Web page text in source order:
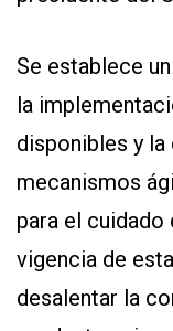
Se establece
la
disponibles y la
mecanismos
para el cuidado
vigencia de
desalentar la